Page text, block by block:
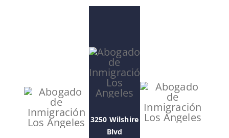
3250 Wilshire
Blvd